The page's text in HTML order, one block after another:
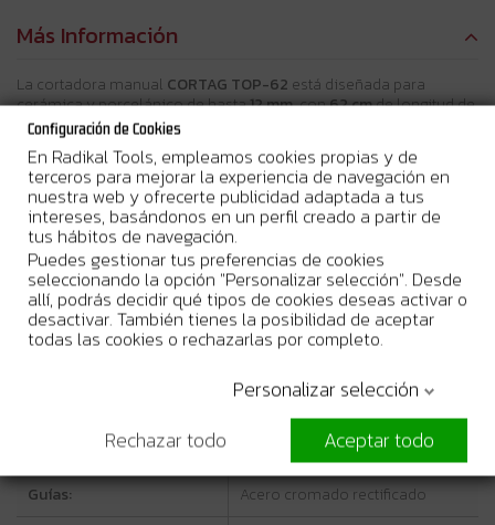
Más Información
La cortadora manual CORTAG TOP-62 está diseñada para
cerámica y porcelánico de hasta12 mm, con62 cmde longitud de
corte y44 × 44 cmen diagonal. Su diseño ligero y estable la hace
perfecta para instaladores que buscan rendimiento continuo en
obra.
Disponible en versión básica y en versióncon maleta/bolsa de
transporte, permite proteger la herramienta y facilitar su
transporte según las necesidades de cada trabajo.
Características técnicas
Longitud de corte:
62 cm
44 × 44 cm
Espesor máximo de
Guías: Acero cromado rectificado
Configuración de Cookies
En Radikal Tools, empleamos cookies propias y de
terceros para mejorar la experiencia de navegación en
nuestra web y ofrecerte publicidad adaptada a tus
intereses, basándonos en un perfil creado a partir de
tus hábitos de navegación.
Puedes gestionar tus preferencias de cookies
seleccionando la opción "Personalizar selección". Desde
allí, podrás decidir qué tipos de cookies deseas activar o
desactivar. También tienes la posibilidad de aceptar
todas las cookies o rechazarlas por completo.
Personalizar selección
Rechazar todo
Aceptar todo